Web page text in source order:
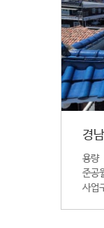
경남
용량
준공
사업